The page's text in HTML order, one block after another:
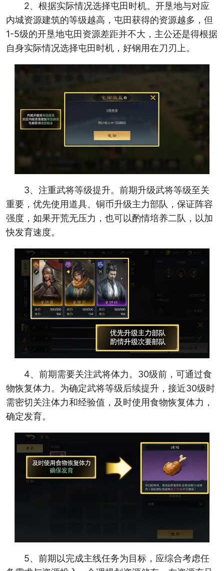
2、根据实际情况选择屯田时机。开垦地与对应
内城资源建筑的等级越高，屯田获得的资源越多，但
1-5级的开垦地屯田资源差距并不大，主公还是得根据
自身实际情况选择屯田时机，好钢用在刀刃上。
3、注重武将等级提升。前期升级武将等级至关
重要，优先使用道具、铜币升级主力部队，保证阵容
强度，如果开荒无压力，也可以酌情培养二队，以加
快发育速度。
4、前期需要关注武将体力。30级前，可通过食
物恢复体力。为确定武将等级后续提升，接近30级时
需密切关注体力和经验值，及时使用食物恢复体力，
确定发育。
5、前期以完成主线任务为目标，应综合考虑任